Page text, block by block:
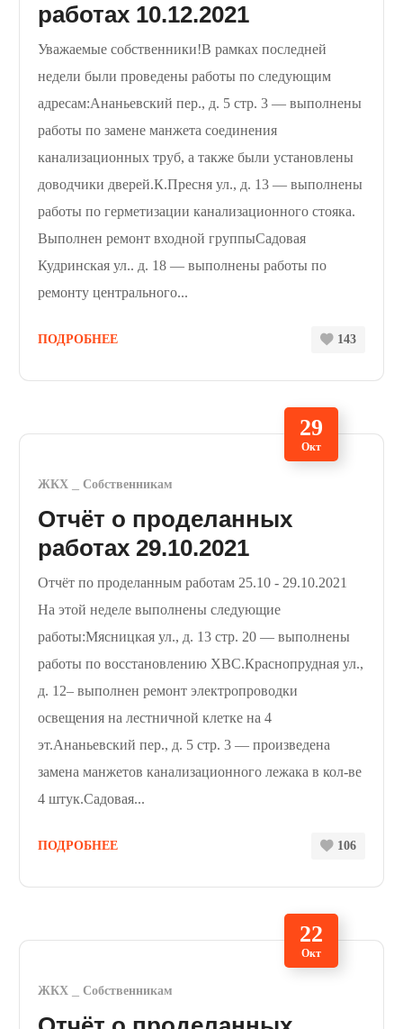
работах 10.12.2021
Уважаемые собственники!В рамках последней
недели были проведены работы по следующим
адресам:Ананьевский пер., д. 5 стр. 3 — выполнены
работы по замене манжета соединения
канализационных труб, а также были установлены
доводчики дверей.К.Пресня ул., д. 13 — выполнены
работы по герметизации канализационного стояка.
Выполнен ремонт входной группыСадовая
Кудринская ул.. д. 18 — выполнены работы по
ремонту центрального...
ПОДРОБНЕЕ 143
29
Окт
ЖКХ Собственникам
Отчёт о проделанных
работах 29.10.2021
Отчёт по проделанным работам 25.10 - 29.10.2021
На этой неделе выполнены следующие
работы:Мясницкая ул., д. 13 стр. 20 — выполнены
работы по восстановлению ХВС.Краснопрудная ул.,
д. 12– выполнен ремонт электропроводки
освещения на лестничной клетке на 4
эт.Ананьевский пер., д. 5 стр. 3 — произведена
замена манжетов канализационного лежака в кол-ве
4 штук.Садовая...
ПОДРОБНЕЕ 106
22
Окт
ЖКХ Собственникам